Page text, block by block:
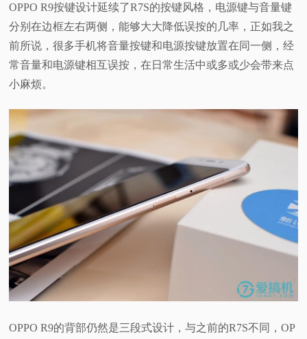
OPPO R9按键设计延续了R7S的按键风格，电源键与音量键
分别在边框左右两侧，能够大大降低误按的几率，正如我之
前所说，很多手机将音量按键和电源按键放置在同一侧，经
常音量和电源键相互误按，在日常生活中或多或少会带来点
小麻烦。
OPPO R9的背部仍然是三段式设计，与之前的R7S不同，OP